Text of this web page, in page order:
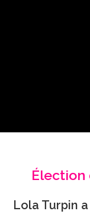
Élection
Lola Turpin